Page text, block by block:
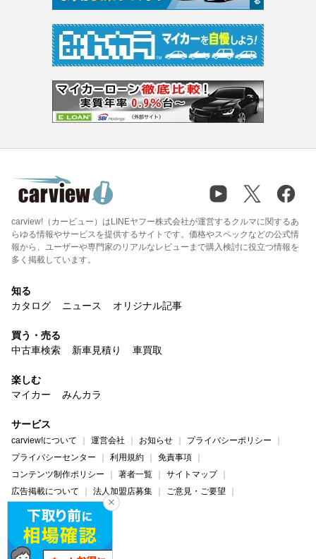
carview!（カービュー）はLINEヤフー株式会社が運営するクルマに関するあ
らゆる情報やサービスを提供するサイトです。価格やスペックなどの公式情
報から、ユーザーや専門家のリアルなレビューまで購入検討に役立つ情報を
多く掲載しています。
知る
カタログ
ニュース オリジナル記事
買う・売る
中古車検索
新車見積り 車買取
楽しむ
マイカー
みんカラ
サービス
carview!について 運営会社 お知らせ
プライバシーポリシー
プライバシーセンター
利用規約
免責事項
コンテンツ制作ポリシー
著者一覧
サイトマップ
広告掲載について
法人加盟店募集
ご意見・ご要望
ヘルプ・お問い合わせ
carview! Yahoo! JAPAN